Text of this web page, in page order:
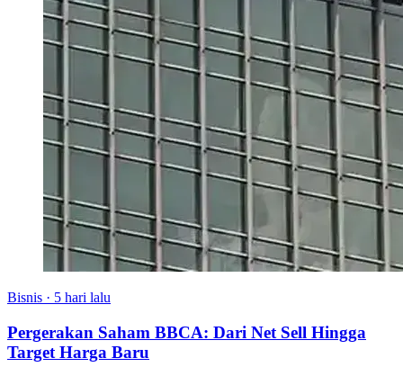
Bisnis · 5 hari lalu
Pergerakan Saham BBCA: Dari Net Sell Hingga
Target Harga Baru